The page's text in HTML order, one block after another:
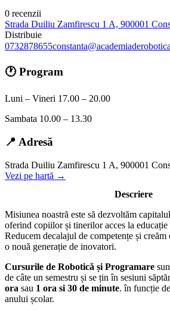
0 recenzii
Strada Duiliu Zamfirescu 1 A, 900001
Distribuie
0732878655
🕐 Program
Luni – Vineri 17.00 – 20.00
Sambata 10.00 – 13.30
📍 Adresă
Strada Duiliu Zamfirescu 1 A, 900001
Vezi pe hartă →
Descriere
Misiunea noastră este să dezvoltăm
oferind copiilor și tinerilor acces la educație
Reducem decalajul de competențe și
o nouă generație de inovatori.
Cursurile de Robotică și Programare
de câte un semestru și se țin în sesiuni
ora sau 1 ora si 30 de minute. în funcție
anului școlar.